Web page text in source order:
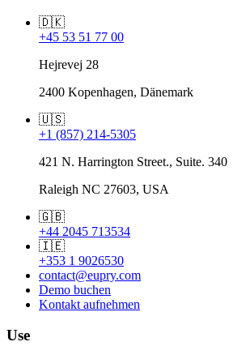
🇩🇰
+45 53 51 77 00
Hejrevej 28
2400 Kopenhagen, Dänemark
🇺🇸
+1 (857) 214-5305
421 N. Harrington Street., Suite. 340
Raleigh NC 27603, USA
🇬🇧
+44 2045 713534
🇮🇪
+353 1 9026530
contact@eupry.com
Demo buchen
Kontakt aufnehmen
Use